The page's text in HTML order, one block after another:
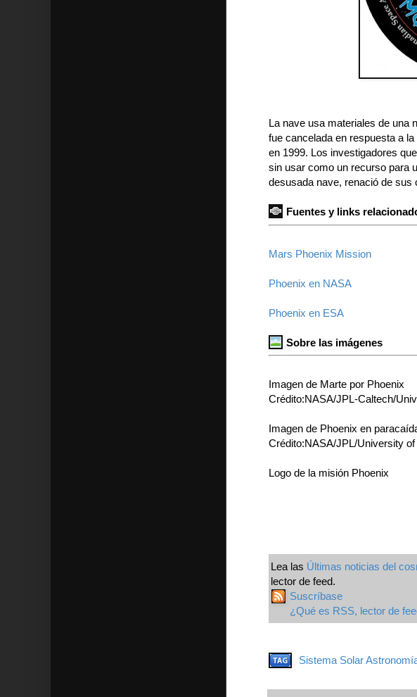
La nave usa materiales de una
fue cancelada en respuesta a
en 1999. Los investigadores
sin usar como un recurso para
desusada nave, renació de
Fuentes y links
Mars Phoenix Mission
Phoenix en NASA
Phoenix en ESA
Sobre las imágenes
Imagen de Marte por Phoenix
Crédito:NASA/JPL-Caltech/
Imagen de Phoenix en
Crédito:NASA/JPL/University of
Logo de la misión Phoenix
Lea las Últimas noticias del
lector de feed.
Suscríbase
¿Qué es RSS, lector de
Sistema Solar